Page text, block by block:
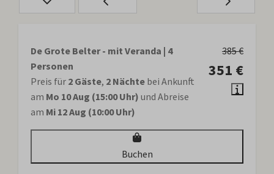
385 €
351 €
De Grote Belter - mit Veranda | 4
Personen
Preis für 2 Gäste, 2 Nächte bei Ankunft
am Mo 10 Aug (15:00 Uhr) und Abreise
am Mi 12 Aug (10:00 Uhr)
Buchen